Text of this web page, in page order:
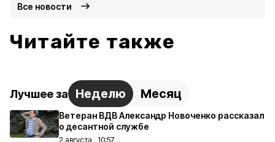
Все новости
Читайте также
Лучшее за Неделю Месяц
Ветеран ВДВ Александр Новоченко рассказал
о десантной службе
2 августа , 10:57